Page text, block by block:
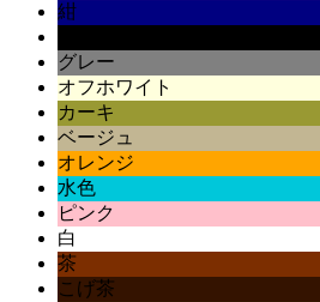
紺
グレー
オフホワイト
カーキ
ベージュ
オレンジ
水色
ピンク
白
茶
こげ茶